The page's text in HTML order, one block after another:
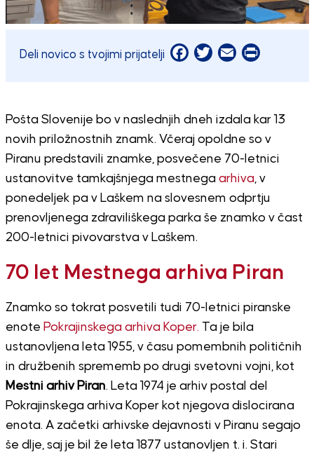
Deli novico s tvojimi prijatelji Facebook
Twitter
EmailPrint
Pošta Slovenije bo v naslednjih dneh izdala kar 13
novih priložnostnih znamk. Včeraj opoldne so v
Piranu predstavili znamke, posvečene 70-letnici
ustanovitve tamkajšnjega mestnega arhiva, v
ponedeljek pa v Laškem na slovesnem odprtju
prenovljenega zdraviliškega parka še znamko v čast
200-letnici pivovarstva v Laškem.
70 let Mestnega arhiva Piran
Znamko so tokrat posvetili tudi 70-letnici piranske
enote Pokrajinskega arhiva Koper. Ta je bila
ustanovljena leta 1955, v času pomembnih političnih
in družbenih sprememb po drugi svetovni vojni, kot
Mestni arhiv Piran. Leta 1974 je arhiv postal del
Pokrajinskega arhiva Koper kot njegova dislocirana
enota. A začetki arhivske dejavnosti v Piranu segajo
še dlje, saj je bil že leta 1877 ustanovljen t. i. Stari